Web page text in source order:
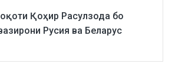
Қоҳир Расулзода бо
Русия ва Беларус